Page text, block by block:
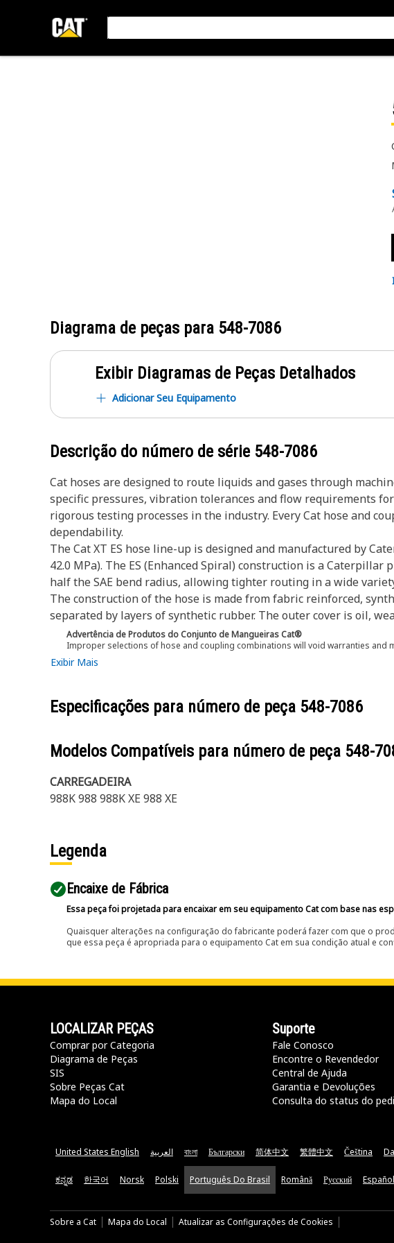
Diagrama de peças para 548-7086
Exibir Diagramas de Peças Detalhados
Adicionar Seu Equipamento
Descrição do número de série 548-7086
Cat hoses are designed to route liquids and gases through
specific pressures, vibration tolerances and flow requirements
rigorous testing processes in the industry. Every Cat hose and
dependability.
The Cat XT ES hose line-up is designed and manufactured by
42.0 MPa). The ES (Enhanced Spiral) construction is a
half the SAE bend radius, allowing tighter routing in a wide
The construction of the hose is made from fabric reinforced,
separated by layers of synthetic rubber. The outer cover is oil,
Advertência de Produtos do Conjunto de Mangueiras Cat®
Improper selections of hose and coupling combinations will void warranties
Exibir Mais
Especificações para número de peça 548-7086
Modelos Compatíveis para número de peça 548-
CARREGADEIRA
988K 988 988K XE 988 XE
Legenda
Encaixe de Fábrica
Essa peça foi projetada para encaixar em seu equipamento Cat com base nas
Quaisquer alterações na configuração do fabricante poderá fazer com que o
que essa peça é apropriada para o equipamento Cat em sua condição atual e
LOCALIZAR PEÇAS
Comprar por Categoria
Diagrama de Peças
SIS
Sobre Peças Cat
Mapa do Local
Suporte
Fale Conosco
Encontre o Revendedor
Central de Ajuda
Garantia e Devoluções
Consulta do status do
United States English العربية বাংলা Български 简体中文 繁體中文 Čeština
ಕನ್ನಡ 한국어 Norsk Polski Português Do Brasil Română Русский
Sobre a Cat Mapa do Local Atualizar as Configurações de Cookies